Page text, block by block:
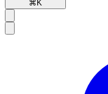
⌘K